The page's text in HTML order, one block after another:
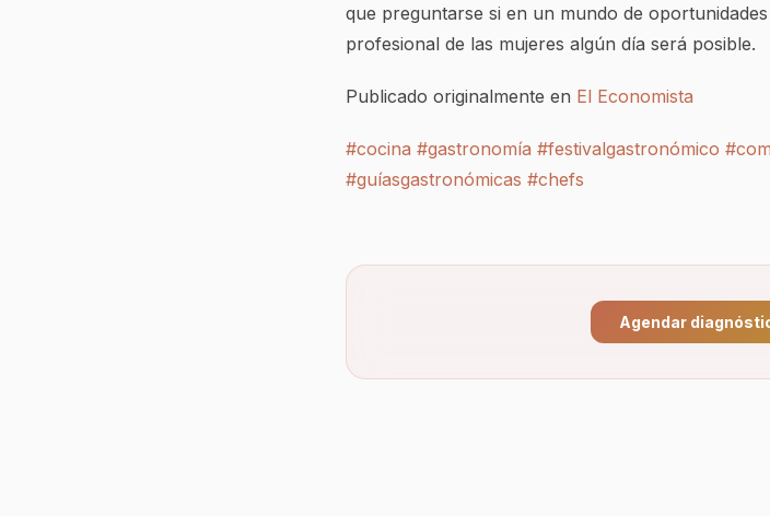
que preguntarse si en un mundo de
profesional de las mujeres algún día será posible.
Publicado originalmente en El Economista
#cocina #gastronomía #festivalgastronómico
#guíasgastronómicas #chefs
Agendar